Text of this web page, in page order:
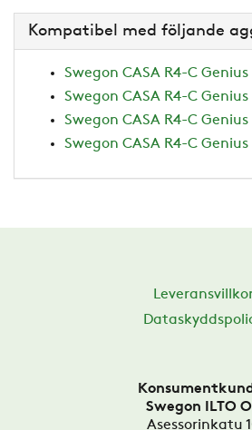
Kompatibel med följande
Swegon CASA R4-C Genius
Swegon CASA R4-C Genius
Swegon CASA R4-C Genius
Swegon CASA R4-C
Swegon ILTO
Asessorinkatu